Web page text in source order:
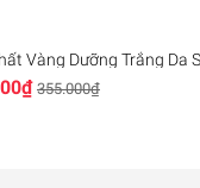
Vàng Dưỡng Trắng Da
Luxury Gold
355.000₫